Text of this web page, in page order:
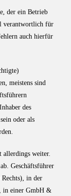
der ein Betrieb
verantwortlich für
auch hierfür
meistens sind
des
oder als
allerdings weiter.
Geschäftsführer
in der
in einer GmbH &